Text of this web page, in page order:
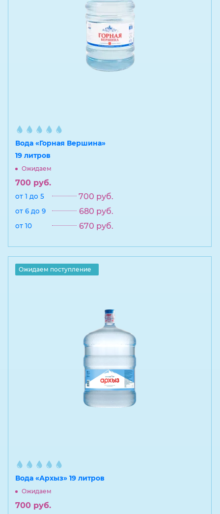
Вода «Горная Вершина»
19 литров
Ожидаем
700 руб.
от 1 до 5 700 руб.
от 6 до 9 680 руб.
от 10 670 руб.
Ожидаем поступление
Вода «Архыз» 19 литров
Ожидаем
700 руб.